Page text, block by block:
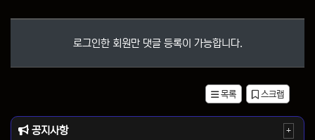
로그인한 회원만 댓글 등록이 가능합니다.
목록 스크랩
공지사항 +